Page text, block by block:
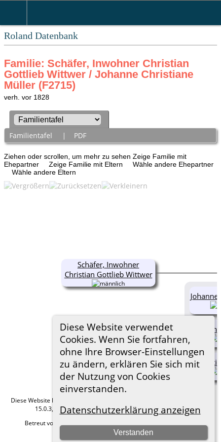
Roland Datenbank
Diese Website verwendet
Cookies. Wenn Sie fortfahren,
ohne Ihre Browser-Einstellungen
zu ändern, erklären Sie sich mit
der Nutzung von Cookies
einverstanden.
Datenschutzerklärung anzeigen
Verstanden
Familie: Schäfer, Inwohner Christian
Gottlieb Wittwer / Johanne Christiane
Müller (F2715)
verh. vor 1828
Familientafel | PDF
Ziehen oder scrollen, um mehr zu sehen Zeige Familie mit
Ehepartner
Zeige Familie mit Eltern
Wähle andere Ehepartner
Wähle andere Eltern
Schäfer, Inwohner
Christian Gottlieb Wittwer
Diese Website läuft mit
15.0.3, programmiert von Darrin Lythgoe © 2001-2026.
Betreut von
Hier geht es zum Impressum